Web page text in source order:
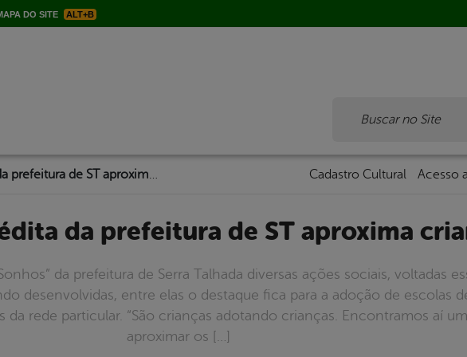
DO SITE ALT+B
Cadastro Cultural Acesso
da prefeitura de ST aproxima
da prefeitura de Serra Talhada diversas ações sociais, voltadas
desenvolvidas, entre elas o destaque fica para a adoção de escolas
da rede particular. “São crianças adotando crianças. Encontramos aí
aproximar os […]